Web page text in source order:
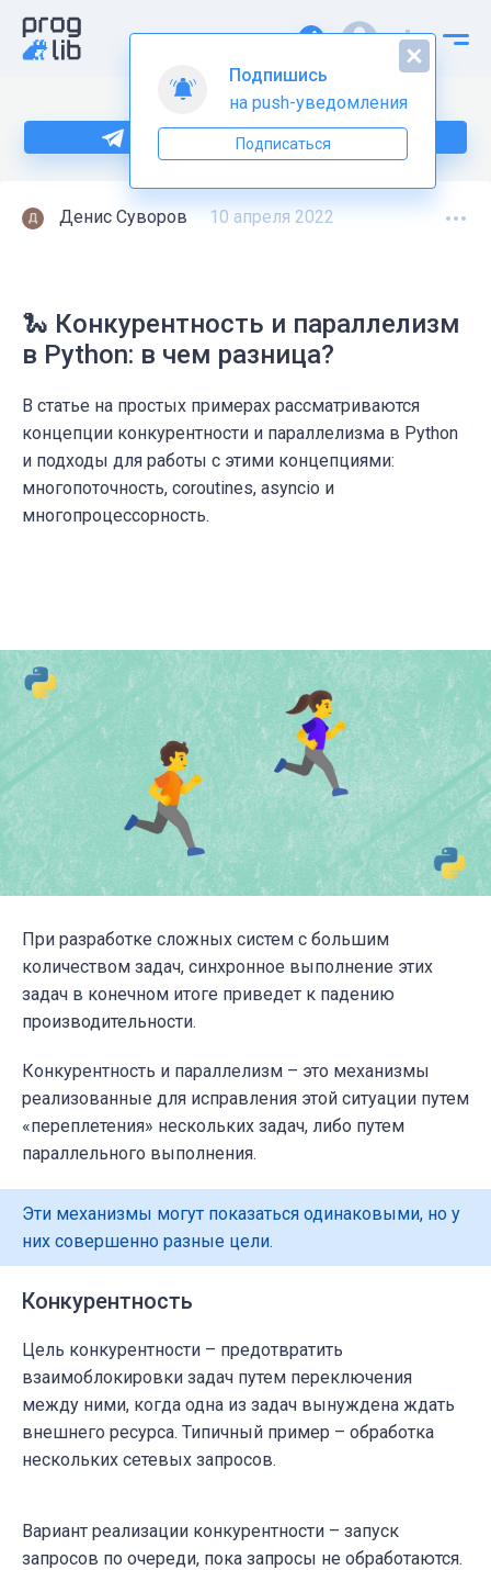
Больше информации по Python тут
Денис Суворов 10 апреля 2022
🐍 Конкурентность и параллелизм
в Python: в чем разница?
В статье на простых примерах рассматриваются
концепции конкурентности и параллелизма в Python
и подходы для работы с этими концепциями:
многопоточность, сoroutines, asyncio и
многопроцессорность.
При разработке сложных систем с большим
количеством задач, синхронное выполнение этих
задач в конечном итоге приведет к падению
производительности.
Конкурентность и параллелизм – это механизмы
реализованные для исправления этой ситуации путем
«переплетения» нескольких задач, либо путем
параллельного выполнения.
Эти механизмы могут показаться одинаковыми, но у
них совершенно разные цели.
Конкурентность
Цель конкурентности – предотвратить
взаимоблокировки задач путем переключения
между ними, когда одна из задач вынуждена ждать
внешнего ресурса. Типичный пример – обработка
нескольких сетевых запросов.
Вариант реализации конкурентности – запуск
запросов по очереди, пока запросы не обработаются.
Подпишись
на push-уведомления
Подписаться